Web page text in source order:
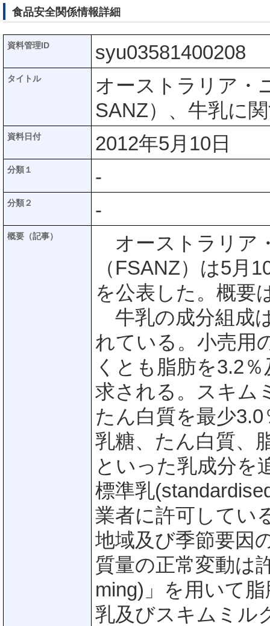
食品安全関係情報詳細
資料管理ID syu03581400208
タイトル
オーストラリア・
SANZ）、牛乳に
資料日付 2012年5月10日
分類１ -
分類２ -
概要（記事）
オーストラリア
（FSANZ）は5月
を公表した。概要
牛乳の成分組成
れている。小売用
くとも脂肪を3.2
求される。スキム
たん白質を最少
乳糖、たん白質、
といった乳成分を
標準乳
業者に許可してい
地域及び季節要因
質量の正常変動は
ming)」を用いて
乳及びスキムミル